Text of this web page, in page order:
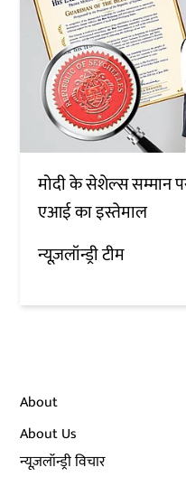
मोदी के सेशेल्स सम्मान
एआई का इस्तेमाल
न्यूज़लॉन्ड्री टीम
About
About Us
न्यूज़लॉन्ड्री विचार